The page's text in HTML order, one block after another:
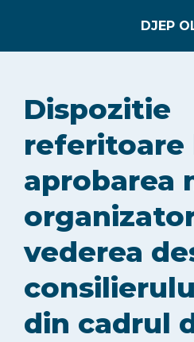
EVIDENȚA PERSOANELOR
STARE CIVILĂ
INTEGRITATE
INFORMAȚII DE INTERES
Dispozitie
referitoare
aprobarea
vederea
din cadrul